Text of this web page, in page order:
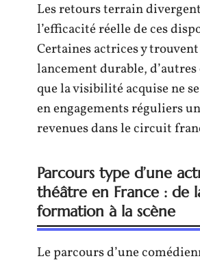
Les retours terrain
l’efficacité réelle de ces
Certaines actrices y
lancement durable,
que la visibilité acquise ne
en engagements réguliers
revenues dans le circuit
Parcours type d’une
théâtre en France : de
formation à la scène
Le parcours d’une